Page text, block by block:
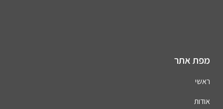
מפת אתר
ראשי
אודות